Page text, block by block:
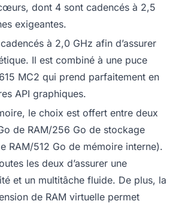
dont 4 sont cadencés à 2,5
exigeantes.
à 2,0 GHz afin d’assurer
Il est combiné à une puce
MC2 qui prend parfaitement en
API graphiques.
le choix est offert entre deux
de RAM/256 Go de stockage
RAM/512 Go de mémoire interne).
les deux d’assurer une
et un multitâche fluide. De plus, la
de RAM virtuelle permet